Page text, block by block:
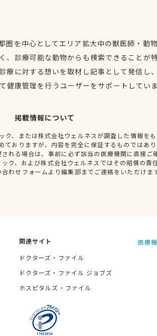
圏を中心としてエリア拡大中の獣医師・動
、診療可能な動物からも検索できることが
療に対する想いを取材し記事として発信し
健康管理を行うユーザーをサポートしてい
掲載情報について
ク、または株式会社ウェルネスが調査した情報を
ておりますが、内容を完全に保証するものではあ
れる場合は、事前に必ず該当の医療機関に直接ご
ク、および株式会社ウェルネスではその賠償の責
わせフォームより編集部までご連絡をいただけま
関連サイト
ドクターズ・ファイル
ドクターズ・ファイル ジョブズ
ホスピタルズ・ファイル
医療